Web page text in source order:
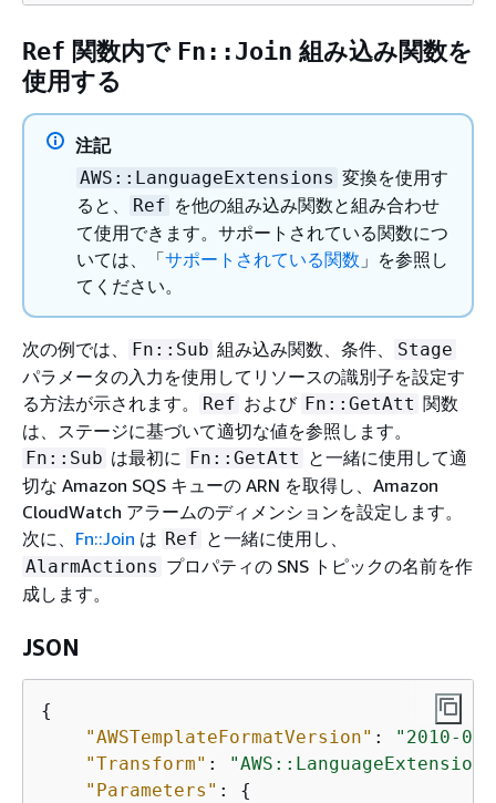
Ref 関数内で Fn::Join 組み込み関数を
使用する
注記
AWS::LanguageExtensions 変換を使用す
ると、
Ref を他の組み込み関数と組み合わせ
て使用できます。サポートされている関数につ
いては、「サポートされている関数 」を参照し
てください。
次の例では、 Fn::Sub 組み込み関数、条件、 Stage
パラメータの入力を使用してリソースの識別子を設定す
る方法が示されます。
Ref および Fn::GetAtt 関数
は、ステージに基づいて適切な値を参照します。
Fn::Sub は最初に Fn::GetAtt と一緒に使用して適
切な Amazon SQS キューの ARN を取得し、Amazon
CloudWatch アラームのディメンションを設定します。
次に、 Fn::Join は Ref と一緒に使用し、
AlarmActions プロパティの SNS トピックの名前を作
成します。
JSON
{
"AWSTemplateFormatVersion" :
"2010-
"Transform" :
"Parameters" : {